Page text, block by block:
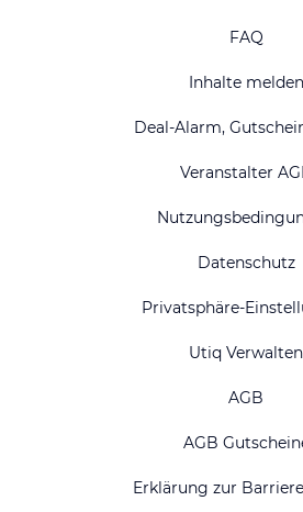
FAQ
Inhalte melden
Deal-Alarm,
Veranstalter
Datenschutz
Privatsphäre-
Utiq Verwalten
AGB
AGB
Erklärung zur